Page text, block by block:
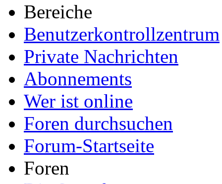
Bereiche
Benutzerkontrollzentrum
Private Nachrichten
Abonnements
Wer ist online
Foren durchsuchen
Forum-Startseite
Foren